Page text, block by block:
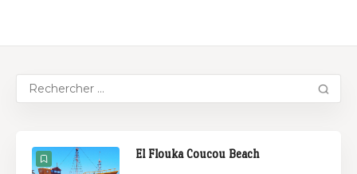
El Flouka Coucou Beach